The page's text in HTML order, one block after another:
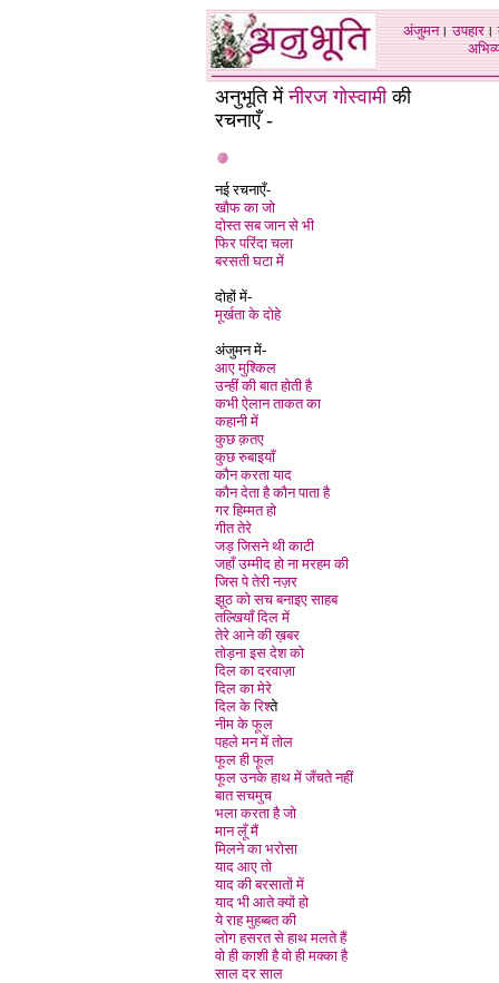
अंजुमन।उपहार।
अनुभूति मेंनीरज गोस्वामीकी
रचनाएँ -
नई रचनाएँ-
खौफ का जो
दोस्त सब जान से भी
फिर परिंदा चला
बरसती घटा में
दोहों में-
मूर्खता के दोहे
अंजुमन में-
आए मुश्किल
उन्हीं की बात होती है
कभी ऐलान ताकत का
कहानी में
कुछ क़तए
कुछ रुबाइयाँ
कौन करता याद
कौन देता है कौन पाता है
गर हिम्मत हो
गीत तेरे
जड़ जिसने थी काटी
जहाँ उम्मीद हो ना मरहम की
जिस पे तेरी नज़र
झूठ को सच बनाइए साहब
तल्खियाँ दिल मे
तेरे आने की ख़बर
तोड़ना इस देश को
दिल का दरवाज़ा
दिल का मेरे
दिल के रिश्ते
नीम के फूल
पहले मन में तोल
फूल ही फूल
फूल उनके हाथ में जँचते नही
बात सचमुच
भला करता है जो
मान लूँ मै
मिलने का भरोसा
याद आए तो
याद की बरसातों में
याद भी आते क्यों हो
ये राह मुहब्बत की
लोग हसरत से हाथ मलते हैं
वो ही काशी है वो ही मक्का है
साल दर साल